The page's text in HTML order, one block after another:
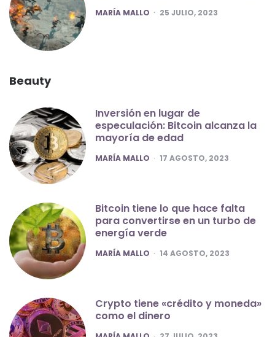
POSTED
MARÍA MALLO 25 JULIO, 2023
Beauty
Inversión en lugar de
especulación: Bitcoin alcanza la
mayoría de edad
POSTED
MARÍA MALLO 17 AGOSTO, 2023
Bitcoin tiene lo que hace falta
para convertirse en un turbo de
energía verde
POSTED
MARÍA MALLO 14 AGOSTO, 2023
Crypto tiene «crédito y moneda»
como el dinero
POSTED